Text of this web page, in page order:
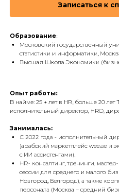
Записаться к
Образование:
Московский государственный
статистики и информатики,
Высшая Школа Экономики
Опыт работы:
В найме: 25 + лет в HR, больше 20
исполнительный директор, HRD,
Занималась:
С 2022 года - исполнительный
(арабский маркетплейс wee.ae и
c ИИ ассистентами).
HR- консалтинг, тренинги,
сессии для среднего и малого
Новгород, Белгород), а также
персонала (Москва – средний